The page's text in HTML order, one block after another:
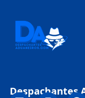
Despachantes